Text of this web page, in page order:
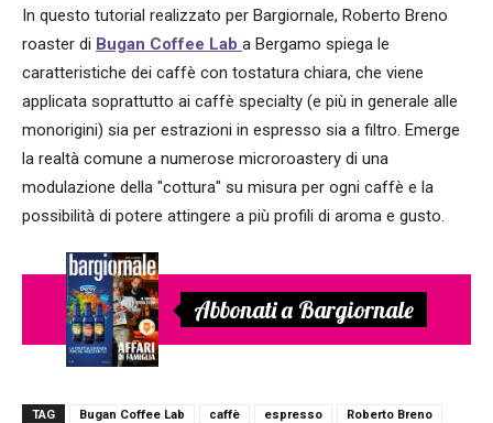
In questo tutorial realizzato per Bargiornale, Roberto Breno
roaster di Bugan Coffee Lab a Bergamo spiega le
caratteristiche dei caffè con tostatura chiara, che viene
applicata soprattutto ai caffè specialty (e più in generale alle
monorigini) sia per estrazioni in espresso sia a filtro. Emerge
la realtà comune a numerose microroastery di una
modulazione della "cottura" su misura per ogni caffè e la
possibilità di potere attingere a più profili di aroma e gusto.
Abbonati a Bargiornale
TAG Bugan Coffee Lab caffè espresso
Roberto Breno